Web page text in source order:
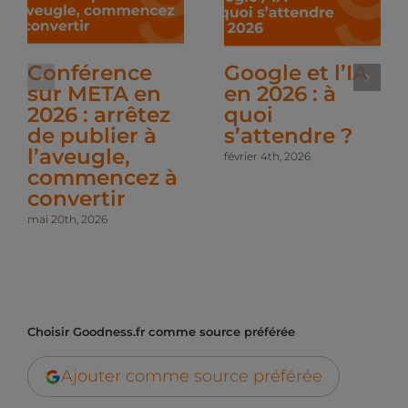
Conférence
sur META en
2026 : arrêtez
de publier à
l’aveugle,
commencez à
convertir
mai 20th, 2026
Google et l’IA
en 2026 : à
quoi
s’attendre ?
février 4th, 2026
Choisir Goodness.fr comme source préférée
Ajouter comme source préférée